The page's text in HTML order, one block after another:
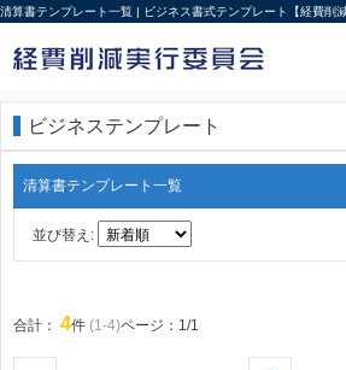
清算書テンプレート一覧 | ビジネス書式テンプレート【経費削減
ビジネステンプレート
清算書テンプレート一覧
並び替え:
合計： 4件 (1-4)ページ：1/1